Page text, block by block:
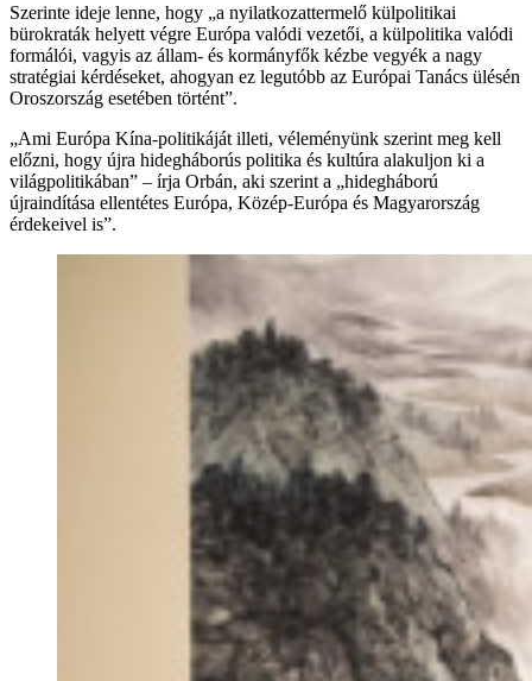
Szerinte ideje lenne, hogy „a nyilatkozattermelő külpolitikai
bürokraták helyett végre Európa valódi vezetői, a külpolitika valódi
formálói, vagyis az állam- és kormányfők kézbe vegyék a nagy
stratégiai kérdéseket, ahogyan ez legutóbb az Európai Tanács ülésén
Oroszország esetében történt”.
„Ami Európa Kína-politikáját illeti, véleményünk szerint meg kell
előzni, hogy újra hidegháborús politika és kultúra alakuljon ki a
világpolitikában” – írja Orbán, aki szerint a „hidegháború
újraindítása ellentétes Európa, Közép-Európa és Magyarország
érdekeivel is”.